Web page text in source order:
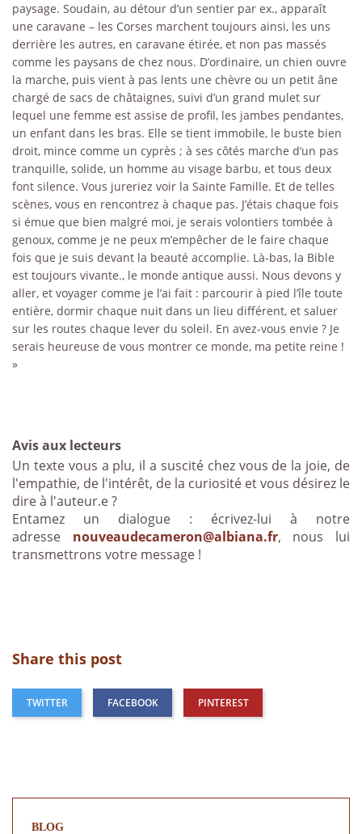
paysage. Soudain, au détour d’un sentier par ex., apparaît
une caravane – les Corses marchent toujours ainsi, les uns
derrière les autres, en caravane étirée, et non pas massés
comme les paysans de chez nous. D’ordinaire, un chien ouvre
la marche, puis vient à pas lents une chèvre ou un petit âne
chargé de sacs de châtaignes, suivi d’un grand mulet sur
lequel une femme est assise de profil, les jambes pendantes,
un enfant dans les bras. Elle se tient immobile, le buste bien
droit, mince comme un cyprès ; à ses côtés marche d’un pas
tranquille, solide, un homme au visage barbu, et tous deux
font silence. Vous jureriez voir la Sainte Famille. Et de telles
scènes, vous en rencontrez à chaque pas. J’étais chaque fois
si émue que bien malgré moi, je serais volontiers tombée à
genoux, comme je ne peux m’empêcher de le faire chaque
fois que je suis devant la beauté accomplie. Là-bas, la Bible
est toujours vivante., le monde antique aussi. Nous devons y
aller, et voyager comme je l’ai fait : parcourir à pied l’île toute
entière, dormir chaque nuit dans un lieu différent, et saluer
sur les routes chaque lever du soleil. En avez-vous envie ? Je
serais heureuse de vous montrer ce monde, ma petite reine !
»
Avis aux lecteurs
Un texte vous a plu, il a suscité chez vous de la joie, de
l'empathie, de l'intérêt, de la curiosité et vous désirez le
dire à l'auteur.e ?
Entamez un dialogue : écrivez-lui à notre
adresse nouveaudecameron@albiana.fr, nous lui
transmettrons votre message !
Share this post
TWITTER FACEBOOK PINTEREST
BLOG